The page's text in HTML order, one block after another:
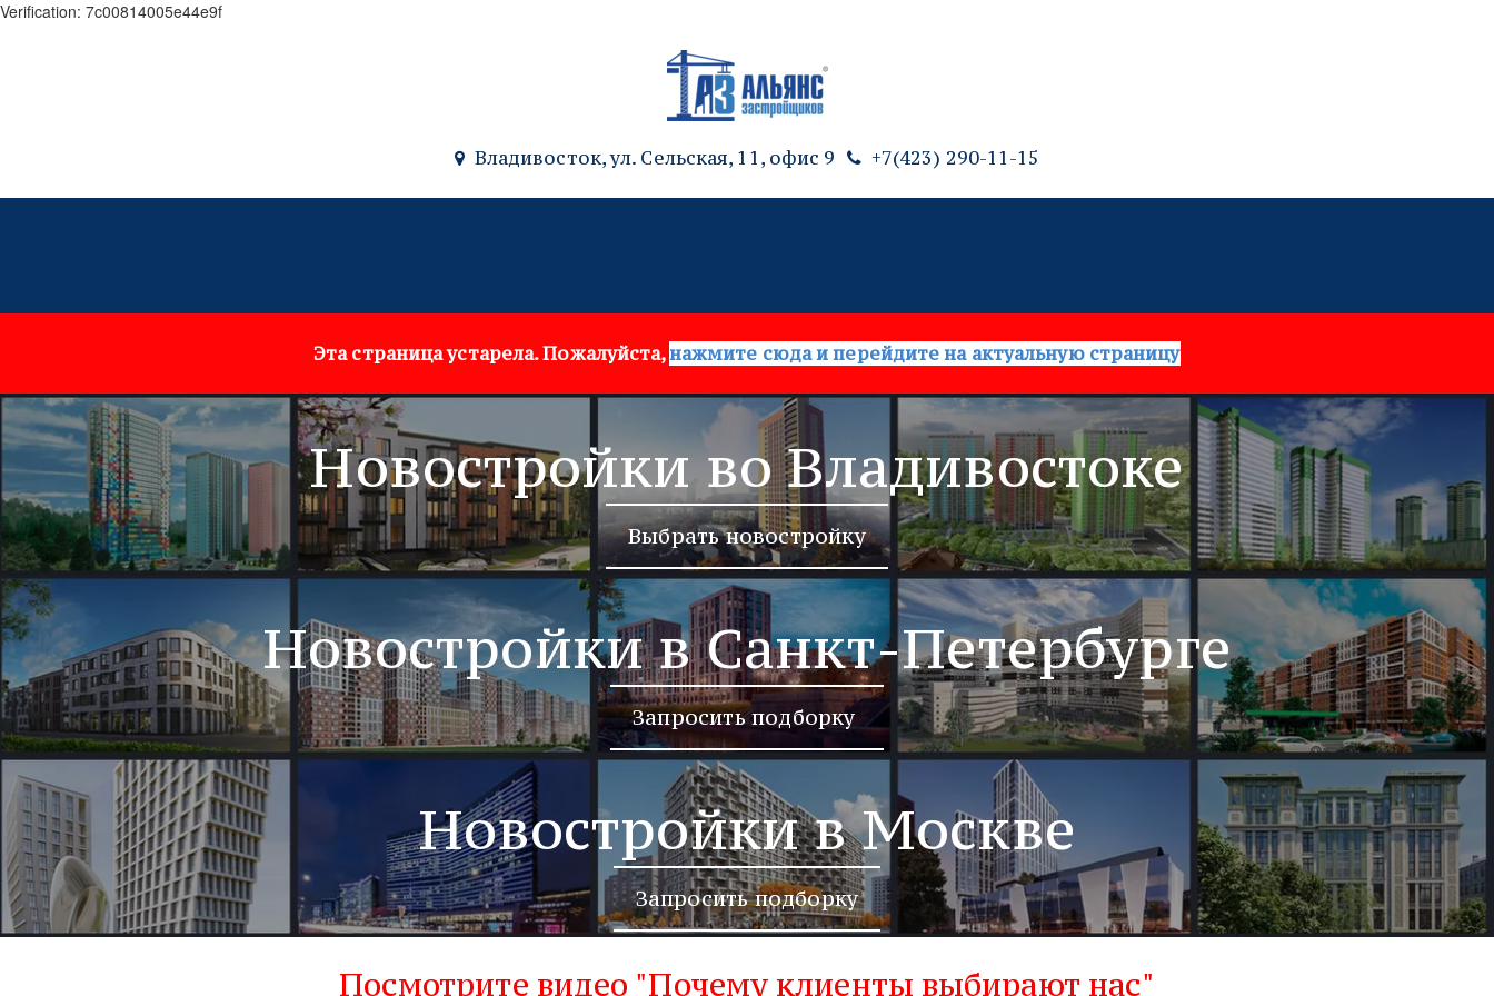
Verification: 7c00814005e44e9f
Владивосток, ул. Сельская, 11, офис 9 +7(423) 290-11-15
Эта страница устарела. Пожалуйста, нажмите сюда и перейдите на актуальную страницу
Новостройки во Владивостоке
Выбрать новостройку
Новостройки в Санкт-Петербурге
Запросить подборку
Новостройки в Москве
Запросить подборку
Посмотрите видео "Почему клиенты выбирают нас"